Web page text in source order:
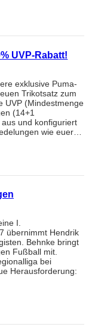
UVP-Rabatt!
exklusive Puma-
Trikotsatz zum
UVP (Mindestmenge
(14+1
und konfiguriert
wie euer…
I.
übernimmt Hendrik
Behnke bringt
Fußball mit.
bei
Herausforderung: